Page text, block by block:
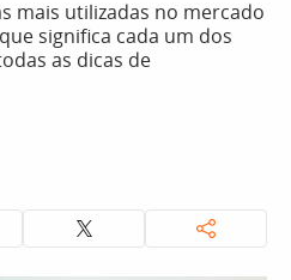
mais utilizadas no mercado
significa cada um dos
as dicas de